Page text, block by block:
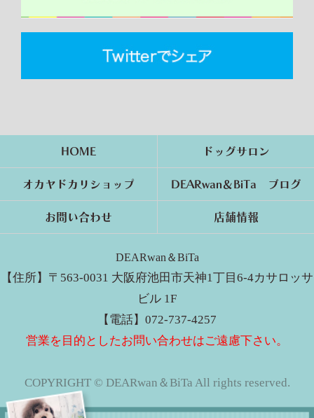
HOME ドッグサロン
オカヤドカリショップ DEARwan＆BiTa ブログ
お問い合わせ 店舗情報
DEARwan＆BiTa
【住所】〒563-0031 大阪府池田市天神1丁目6-4カサロッサ
ビル 1F
【電話】072-737-4257
営業を目的としたお問い合わせはご遠慮下さい。
COPYRIGHT © DEARwan＆BiTa All rights reserved.